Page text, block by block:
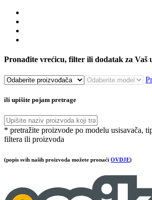
Pronađite vrećicu, filter ili dodatak za Vaš
ili upišite pojam pretrage
* pretražite proizvode po modelu usisavača,
filtera ili proizvoda
(popis svih naših proizvoda možete pronaći OVDJE)